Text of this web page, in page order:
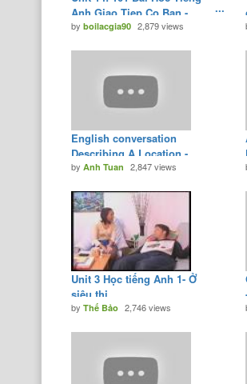
Anh Giao Tiep Co Ban -
Tiếng Anh Giao Tiếp Cơ Bản
byboilacgia90 2,879 views
English conversation
Describing A Location -
YouTube
byAnh Tuan 2,847 views
Unit 3 Học tiếng Anh 1- Ở
siêu thị.
byThế Bảo 2,746 views